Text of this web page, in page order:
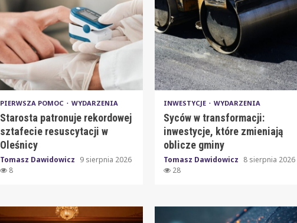
PIERWSZA POMOC WYDARZENIA
Starosta patronuje rekordowej
sztafecie resuscytacji w
Oleśnicy
Tomasz Dawidowicz 9 sierpnia 2026
8
INWESTYCJE WYDARZENIA
Syców w transformacji:
inwestycje, które zmieniają
oblicze gminy
Tomasz Dawidowicz 8 sierpnia 2026
28